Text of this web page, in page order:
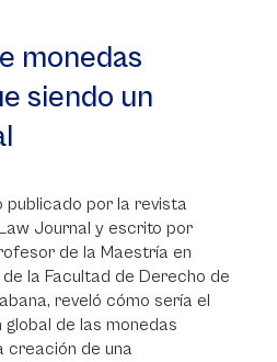
monedas
siendo un
por la revista
Journal y escrito por
de la Maestría en
la Facultad de Derecho de
reveló cómo sería el
de las monedas
creación de una